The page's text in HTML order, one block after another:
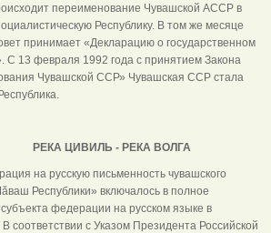
переименование Чувашской АССР в
Республику. В том же месяце
принимает «Декларацию о государственном
С 13 февраля 1992 года с принятием Закона
Чувашской ССР» Чувашская ССР стала
РЕКА ЦИВИЛЬ - РЕКА ВОЛГА
на русскую письменность чувашского
Республики» включалось в полное
федерации на русском языке в
соответствии с Указом Президента Российской